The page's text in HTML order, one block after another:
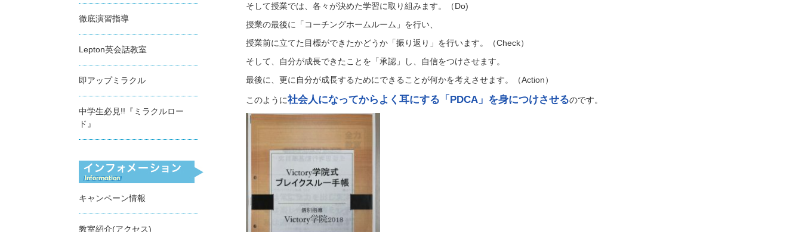
そして授業では、各々が決めた学習に取り組みます。（Do)
授業の最後に「コーチングホームルーム」を行い、
授業前に立てた目標ができたかどうか「振り返り」を行います。（Check）
そして、自分が成長できたことを「承認」し、自信をつけさせます。
最後に、更に自分が成長するためにできることが何かを考えさせます。（Action）
このように社会人になってからよく耳にする「PDCA」を身につけさせるのです。
徹底演習指導
Lepton英会話教室
即アップミラクル
中学生必見!!『ミラクルロー
ド』
キャンペーン情報
教室紹介(アクセス)